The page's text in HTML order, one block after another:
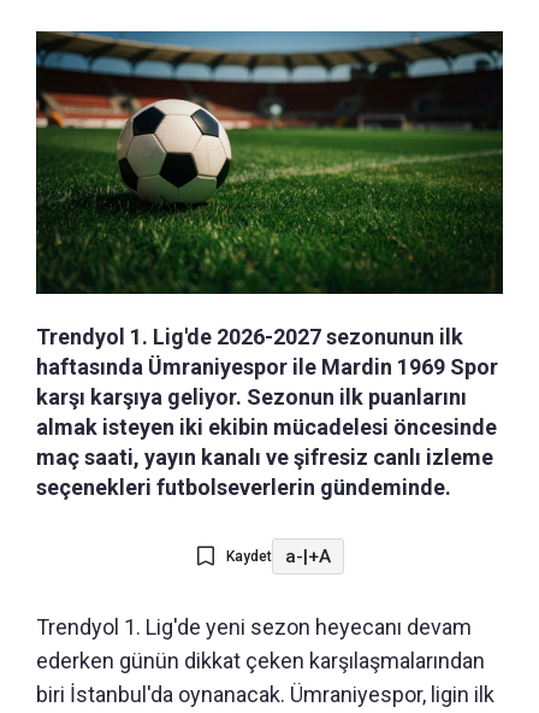
Trendyol 1. Lig'de 2026-2027 sezonunun ilk
haftasında Ümraniyespor ile Mardin 1969 Spor
karşı karşıya geliyor. Sezonun ilk puanlarını
almak isteyen iki ekibin mücadelesi öncesinde
maç saati, yayın kanalı ve şifresiz canlı izleme
seçenekleri futbolseverlerin gündeminde.
Kaydet a-|+A
Trendyol 1. Lig'de yeni sezon heyecanı devam
ederken günün dikkat çeken karşılaşmalarından
biri İstanbul'da oynanacak. Ümraniyespor, ligin ilk